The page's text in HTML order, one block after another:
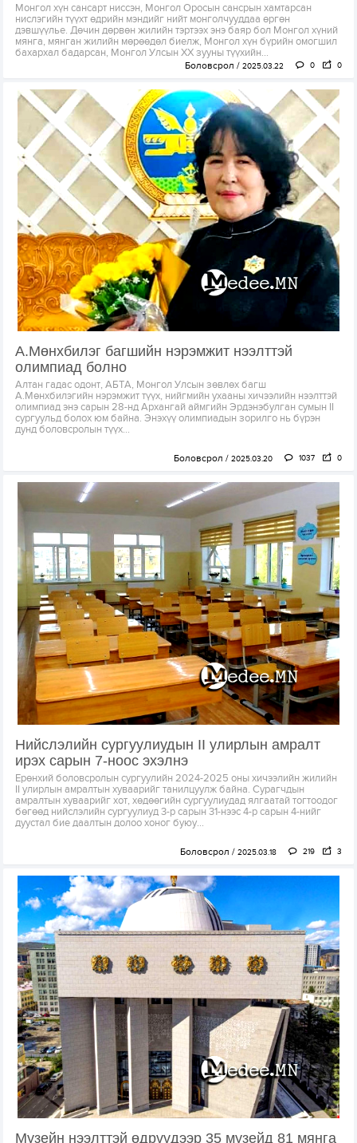
Монгол хүн сансарт ниссэн, Монгол Оросын сансрын хамтарсан
нислэгийн түүхт өдрийн мэндийг нийт монголчууддаа өргөн
дэвшүүлье. Дөчин дөрвөн жилийн тэртээх энэ баяр бол Монгол хүний
мянга, мянган жилийн мөрөөдөл биелж, Монгол хүн бүрийн омогшил
бахархал бадарсан, Монгол Улсын XX зууны түүхийн...
Боловсрол 2025.03.22 0 0
А.Мөнхбилэг багшийн нэрэмжит нээлттэй
олимпиад болно
Алтан гадас одонт, АБТА, Монгол Улсын зөвлөх багш
А.Мөнхбилэгийн нэрэмжит түүх, нийгмийн ухааны хичээлийн нээлттэй
олимпиад энэ сарын 28-нд Архангай аймгийн Эрдэнэбулган сумын II
сургуульд болох юм байна. Энэхүү олимпиадын зорилго нь бүрэн
дунд боловсролын түүх...
Боловсрол 2025.03.20 1037 0
Нийслэлийн сургуулиудын II улирлын амралт
ирэх сарын 7-ноос эхэлнэ
Ерөнхий боловсролын сургуулийн 2024-2025 оны хичээлийн жилийн
II улирлын амралтын хуваарийг танилцуулж байна. Сурагчдын
амралтын хуваарийг хот, хөдөөгийн сургуулиудад ялгаатай тогтоодог
бөгөөд нийслэлийн сургуулиуд 3-р сарын 31-нээс 4-р сарын 4-нийг
дуустал бие даалтын долоо хоног буюу...
Боловсрол 2025.03.18 219 3
Музейн нээлттэй өдрүүдээр 35 музейд 81 мянга